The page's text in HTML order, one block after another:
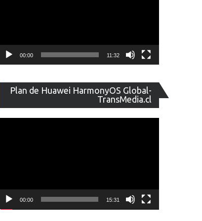
00:00 11:32
Plan de Huawei HarmonyOS Global-
TransMedia.cl
de
vídeo
00:00 15:31